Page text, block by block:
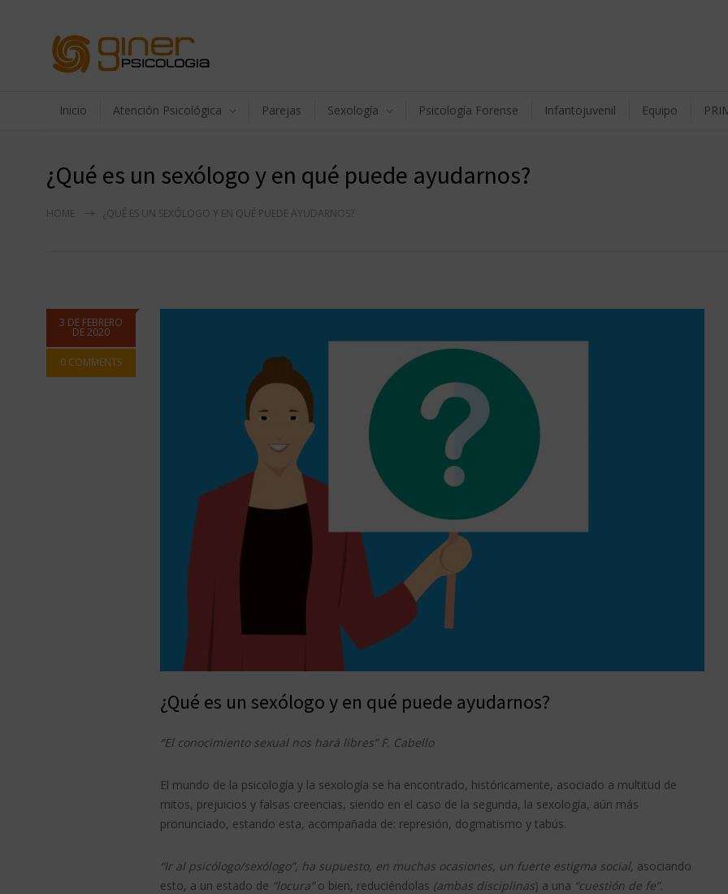
Inicio Atención Psicológica Parejas Sexología Psicología Forense Infantojuvenil Equipo
¿Qué es un sexólogo y en qué puede ayudarnos?
HOME ¿QUÉ ES UN SEXÓLOGO Y EN QUÉ PUEDE AYUDARNOS?
3 DE FEBRERO
DE 2020
0 COMMENTS
¿Qué es un sexólogo y en qué puede ayudarnos?
“El conocimiento sexual nos hará libres” F. Cabello
El mundo de la psicología y la sexología se ha encontrado, históricamente, asociado a multitud de
mitos, prejuicios y falsas creencias, siendo en el caso de la segunda, la sexología, aún más
pronunciado, estando esta, acompañada de: represión, dogmatismo y tabús.
“Ir al psicólogo/sexólogo”, ha supuesto, en muchas ocasiones, un fuerte estigma social, asociando
esto, a un estado de “locura”o bien, reduciéndolas (ambas disciplinas) a una “cuestión de fe”.